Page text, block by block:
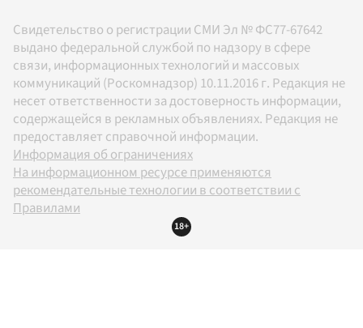
Свидетельство о регистрации СМИ Эл № ФС77-67642
выдано федеральной службой по надзору в сфере
связи, информационных технологий и массовых
коммуникаций (Роскомнадзор) 10.11.2016 г. Редакция не
несет ответственности за достоверность информации,
содержащейся в рекламных объявлениях. Редакция не
предоставляет справочной информации.
Информация об ограничениях
На информационном ресурсе применяются
рекомендательные технологии в соответствии с
Правилами
18+